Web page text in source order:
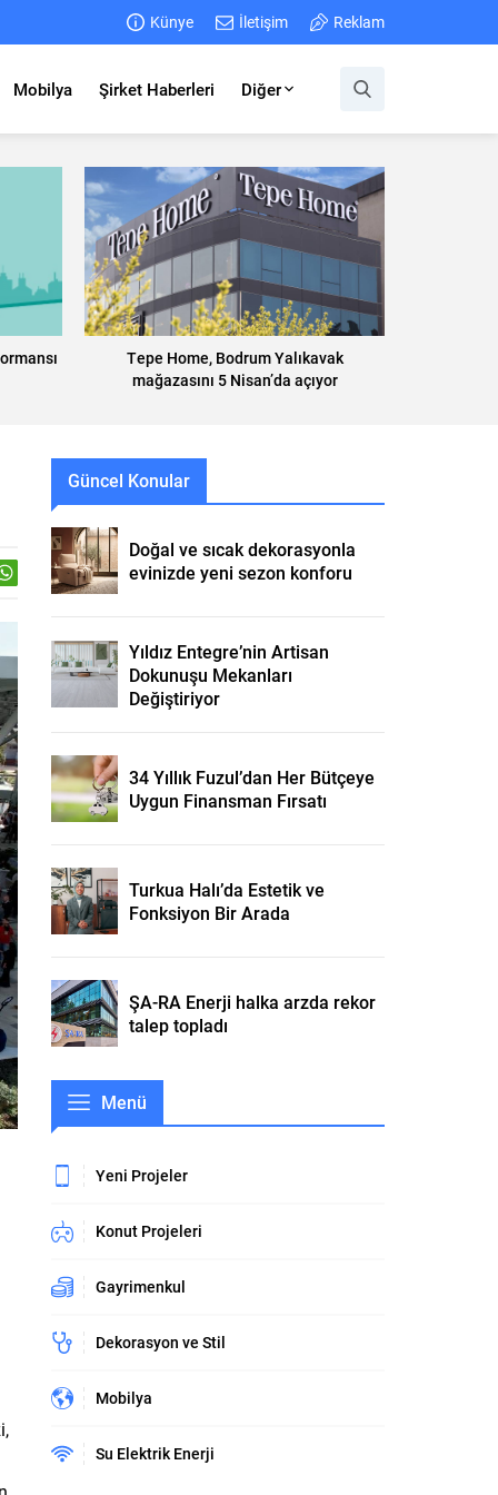
Künye İletişim Reklam
Mobilya Şirket Haberleri Diğer
Tepe Home, Bodrum Yalıkavak
mağazasını 5 Nisan’da açıyor
Güncel Konular
Doğal ve sıcak dekorasyonla
evinizde yeni sezon konforu
Yıldız Entegre’nin Artisan
Dokunuşu Mekanları
Değiştiriyor
34 Yıllık Fuzul’dan Her Bütçeye
Uygun Finansman Fırsatı
Turkua Halı’da Estetik ve
Fonksiyon Bir Arada
ŞA-RA Enerji halka arzda rekor
talep topladı
Menü
Yeni Projeler
Konut Projeleri
Gayrimenkul
Dekorasyon ve Stil
Mobilya
Su Elektrik Enerji